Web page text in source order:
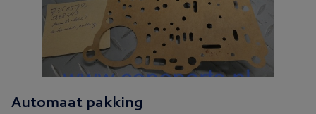
Automaat pakking